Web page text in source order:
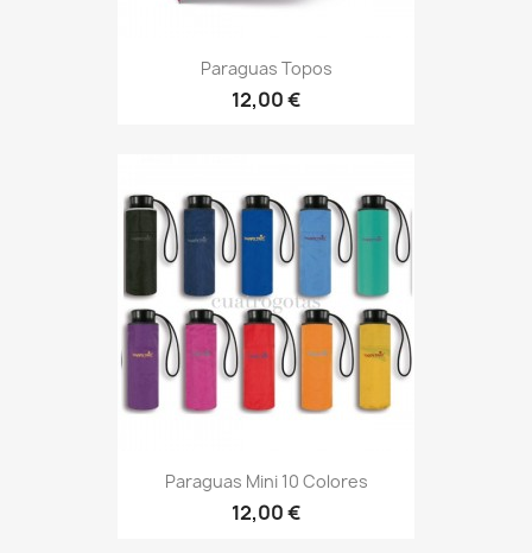
Paraguas Topos
12,00 €
Paraguas Mini 10 Colores
12,00 €